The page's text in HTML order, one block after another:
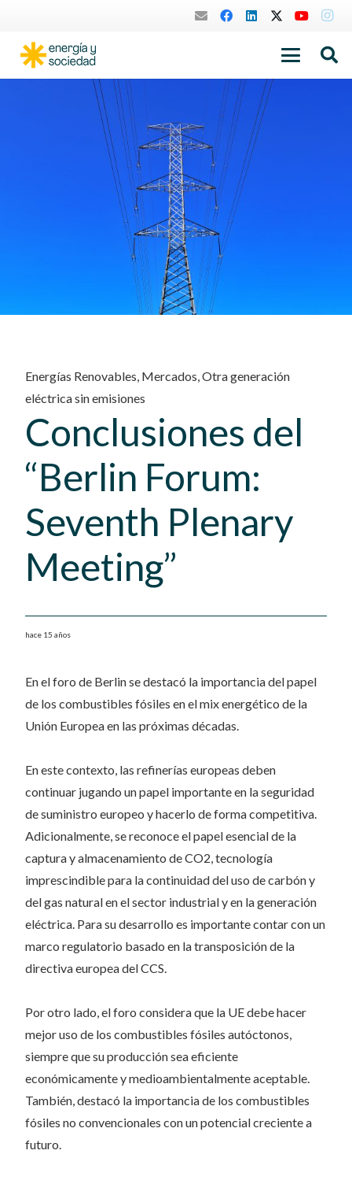
Energías Renovables, Mercados,Otra generación
eléctrica sin emisiones
Conclusiones del
“Berlin Forum:
Seventh Plenary
Meeting”
hace 15 años
En el foro de Berlin se destacó la importancia del papel
de los combustibles fósiles en el mix energético de la
Unión Europea en las próximas décadas.
En este contexto, las refinerías europeas deben
continuar jugando un papel importante en la seguridad
de suministro europeo y hacerlo de forma competitiva.
Adicionalmente, se reconoce el papel esencial de la
captura y almacenamiento de CO2, tecnología
imprescindible para la continuidad del uso de carbón y
del gas natural en el sector industrial y en la generación
eléctrica. Para su desarrollo es importante contar con un
marco regulatorio basado en la transposición de la
directiva europea del CCS.
Por otro lado, el foro considera que la UE debe hacer
mejor uso de los combustibles fósiles autóctonos,
siempre que su producción sea eficiente
económicamente y medioambientalmente aceptable.
También, destacó la importancia de los combustibles
fósiles no convencionales con un potencial creciente a
futuro.